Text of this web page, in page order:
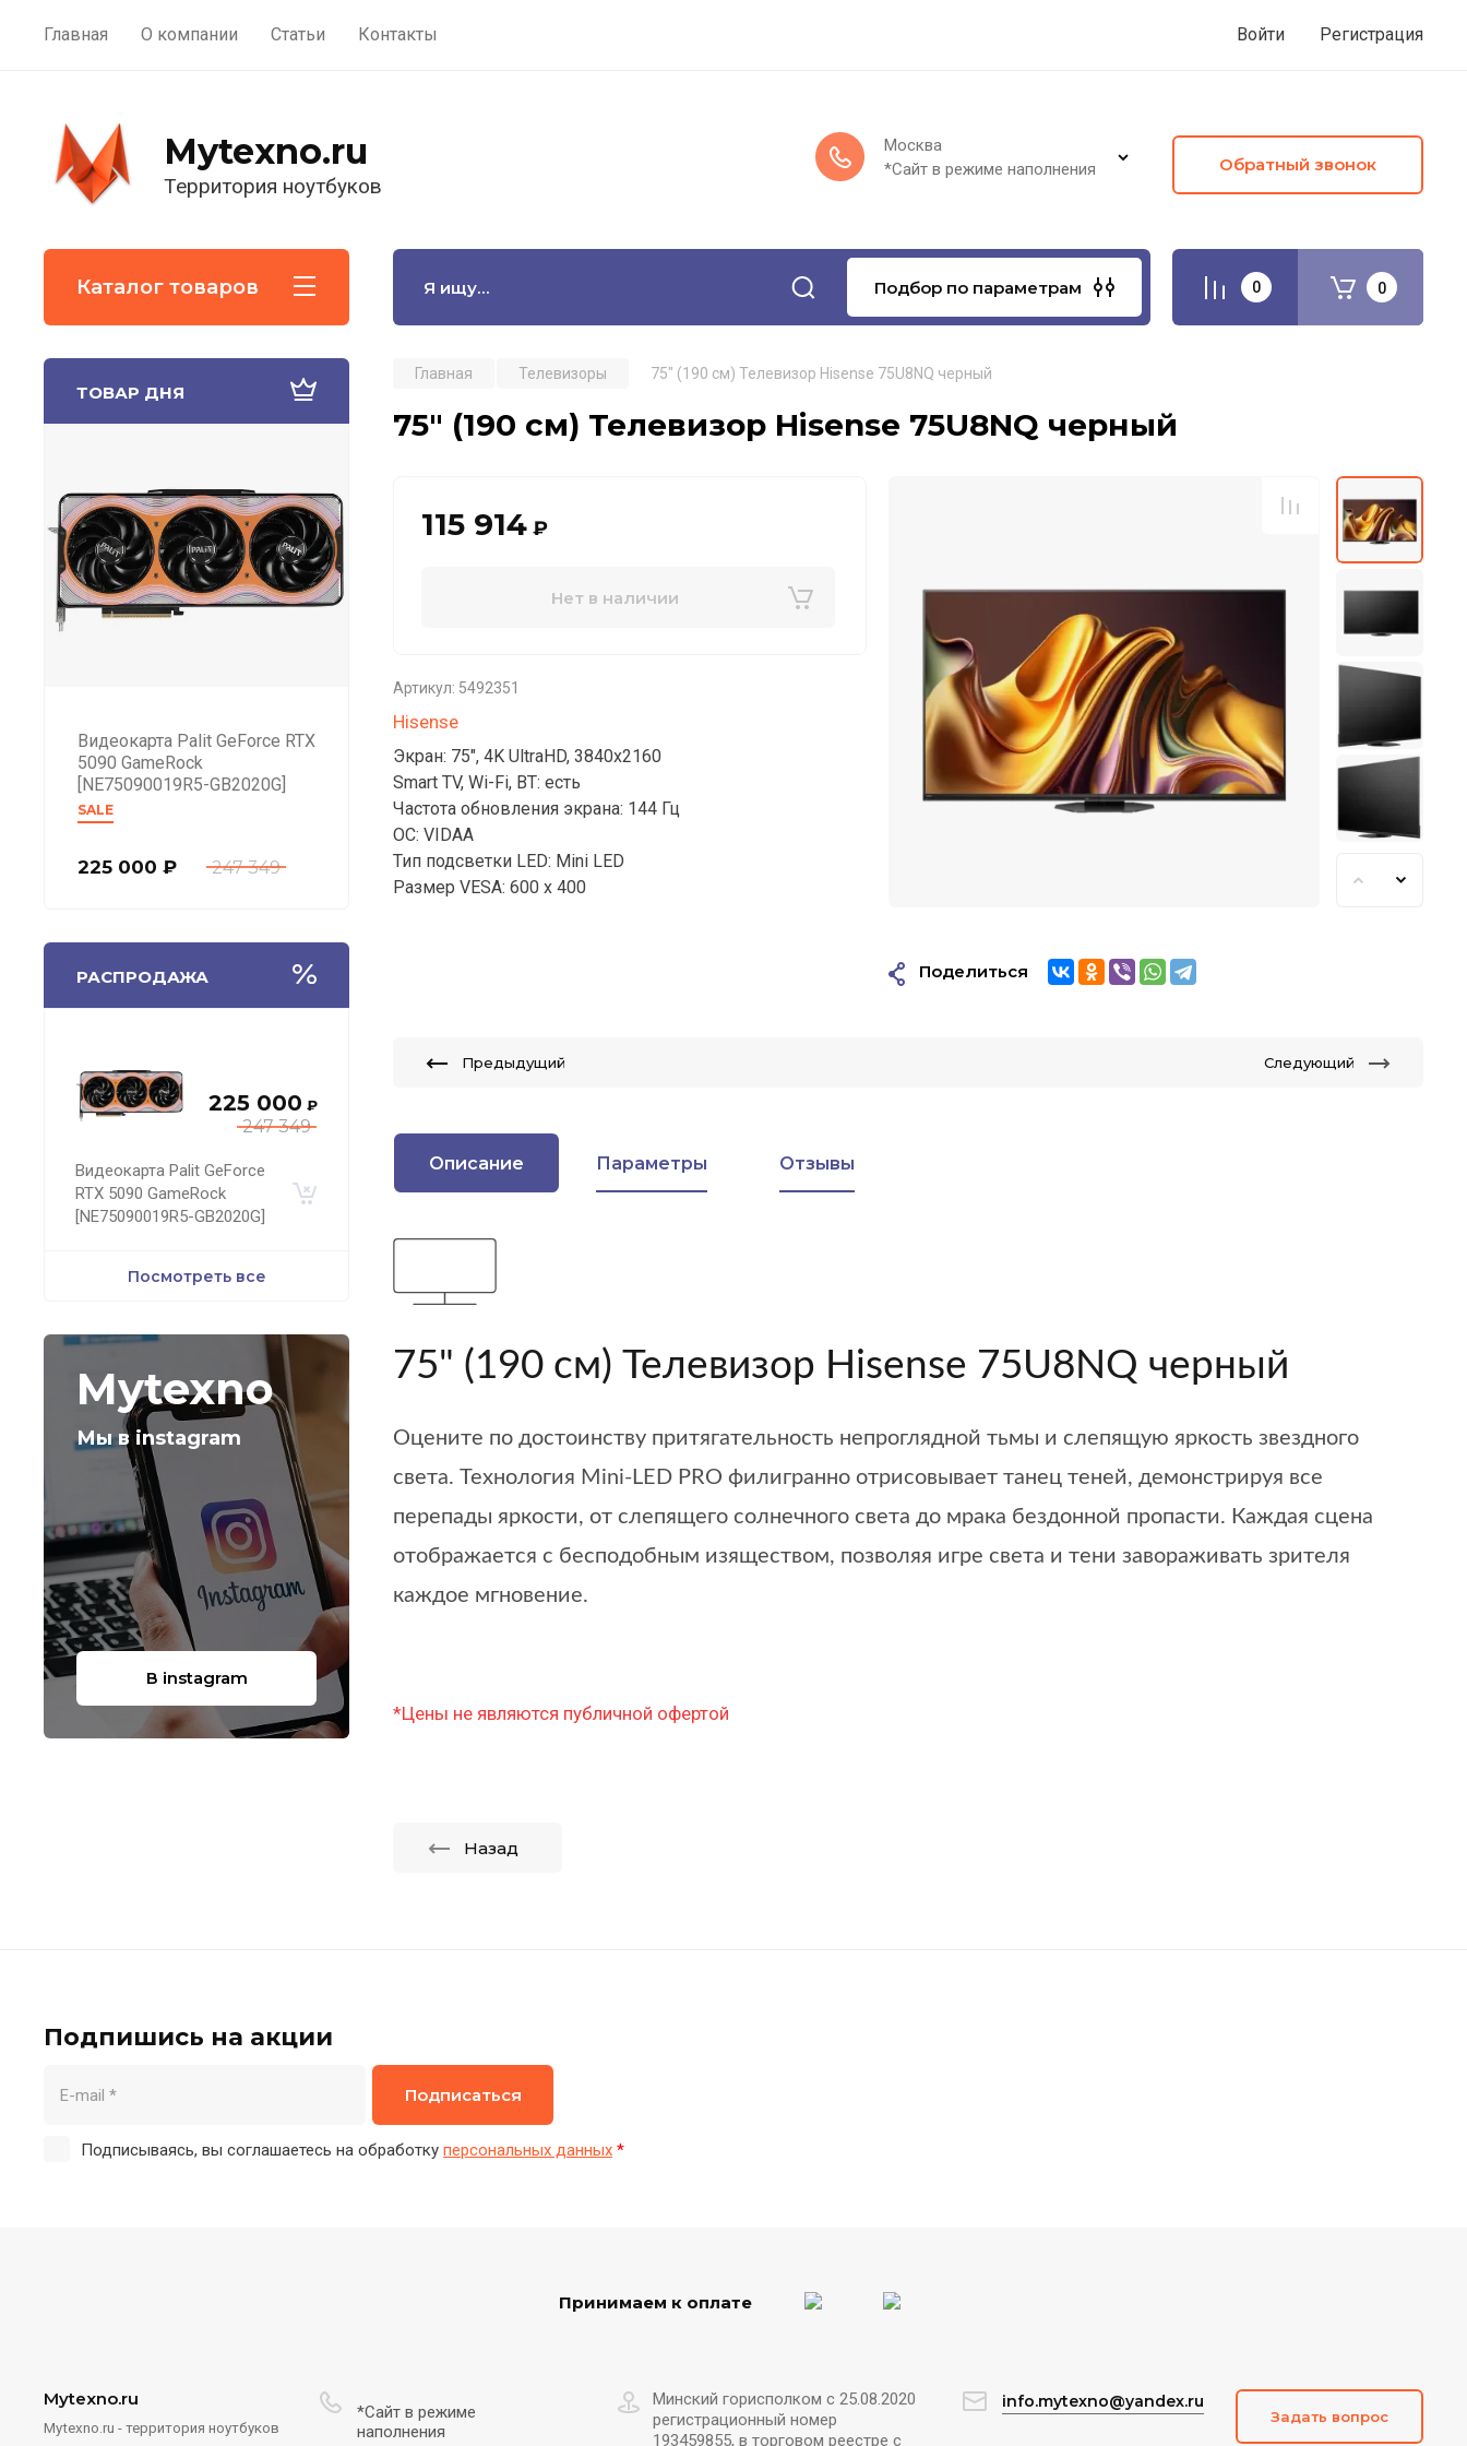
Главная О компании Статьи Контакты Войти Регистрация
Mytexno.ru
Территория ноутбуков
Москва
*Сайт в режиме наполнения
Обратный звонок
Каталог товаров Подбор по параметрам 0 0
ТОВАР ДНЯ
Видеокарта Palit GeForce RTX
5090 GameRock
[NE75090019R5-GB2020G]
SALE
247 349
225 000 ₽
РАСПРОДАЖА
247 349
225 000 ₽
Видеокарта Palit GeForce
RTX 5090 GameRock
[NE75090019R5-GB2020G]
Посмотреть все
Mytexno
Мы в instagram
В instagram
Главная Телевизоры 75" (190 см) Телевизор Hisense 75U8NQ черный
75" (190 см) Телевизор Hisense 75U8NQ черный
115 914 ₽
Нет в наличии
Артикул: 5492351
Hisense
Экран: 75", 4K UltraHD, 3840x2160
Smart TV, Wi-Fi, BT: есть
Частота обновления экрана: 144 Гц
ОС: VIDAA
Тип подсветки LED: Mini LED
Размер VESA: 600 x 400
Поделиться
Предыдущий Следующий
Описание Параметры Отзывы
75" (190 см) Телевизор Hisense 75U8NQ черный
Оцените по достоинству притягательность непроглядной тьмы и слепящую яркость звездного
света. Технология Mini-LED PRO филигранно отрисовывает танец теней, демонстрируя все
перепады яркости, от слепящего солнечного света до мрака бездонной пропасти. Каждая сцена
отображается с бесподобным изяществом, позволяя игре света и тени завораживать зрителя
каждое мгновение.
*Цены не являются публичной офертой
Назад
Подпишись на акции
Подписываясь, вы соглашаетесь на обработку персональных данных *
Подписаться
Принимаем к оплате
Mytexno.ru
Mytexno.ru - территория ноутбуков
*Сайт в режиме
наполнения
Минский горисполком с 25.08.2020
регистрационный номер
193459855, в торговом реестре с
info.mytexno@yandex.ru
Задать вопрос